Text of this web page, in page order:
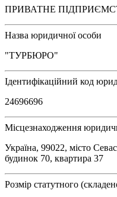
ПРИВАТНЕ
Назва юридичної особи
"ТУРБЮРО"
Ідентифікаційний код
24696696
Місцезнаходження
Україна, 99022, місто
будинок 70, квартира 37
Розмір статутного